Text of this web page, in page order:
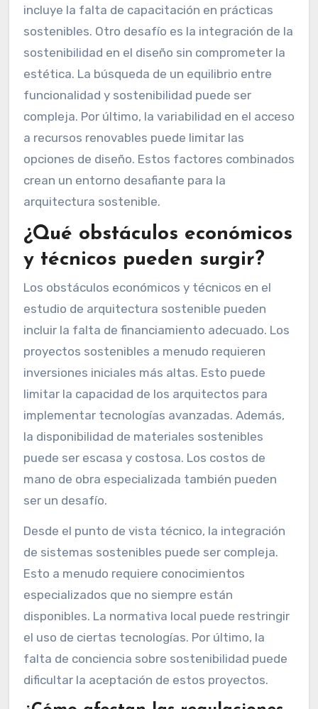
incluye la falta de capacitación en prácticas
sostenibles. Otro desafío es la integración de la
sostenibilidad en el diseño sin comprometer la
estética. La búsqueda de un equilibrio entre
funcionalidad y sostenibilidad puede ser
compleja. Por último, la variabilidad en el acceso
a recursos renovables puede limitar las
opciones de diseño. Estos factores combinados
crean un entorno desafiante para la
arquitectura sostenible.
¿Qué obstáculos económicos
y técnicos pueden surgir?
Los obstáculos económicos y técnicos en el
estudio de arquitectura sostenible pueden
incluir la falta de financiamiento adecuado. Los
proyectos sostenibles a menudo requieren
inversiones iniciales más altas. Esto puede
limitar la capacidad de los arquitectos para
implementar tecnologías avanzadas. Además,
la disponibilidad de materiales sostenibles
puede ser escasa y costosa. Los costos de
mano de obra especializada también pueden
ser un desafío.
Desde el punto de vista técnico, la integración
de sistemas sostenibles puede ser compleja.
Esto a menudo requiere conocimientos
especializados que no siempre están
disponibles. La normativa local puede restringir
el uso de ciertas tecnologías. Por último, la
falta de conciencia sobre sostenibilidad puede
dificultar la aceptación de estos proyectos.